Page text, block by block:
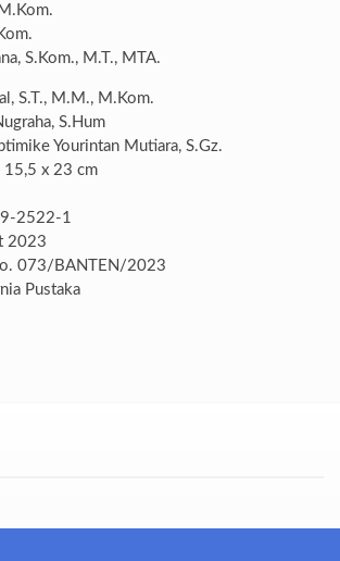
S.Kom., M.T., MTA.
S.T., M.M., M.Kom.
S.Hum
Yourintan Mutiara, S.Gz.
15,5 x 23 cm
2522-1
2023
073/BANTEN/2023
Pustaka